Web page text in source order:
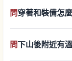
問穿著和裝備怎
問下山後附近有